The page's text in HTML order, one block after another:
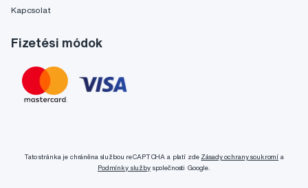
Kapcsolat
Fizetési módok
Tato stránka je chráněna službou reCAPTCHA a platí zde Zásady ochrany soukromí a
Podmínky službyspolečnosti Google.